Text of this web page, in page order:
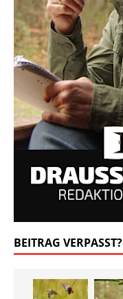
BEITRAG VERPASST?